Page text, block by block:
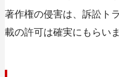
著作権の侵害は、訴訟ト
載の許可は確実にもらい